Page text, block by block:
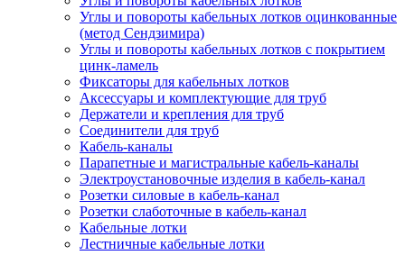
Углы и повороты кабельных лотков оцинкованные
(метод Сендзимира)
Углы и повороты кабельных лотков с покрытием
цинк-ламель
Фиксаторы для кабельных лотков
Аксессуары и комплектующие для труб
Держатели и крепления для труб
Соединители для труб
Кабель-каналы
Парапетные и магистральные кабель-каналы
Электроустановочные изделия в кабель-канал
Розетки силовые в кабель-канал
Розетки слаботочные в кабель-канал
Кабельные лотки
Лестничные кабельные лотки